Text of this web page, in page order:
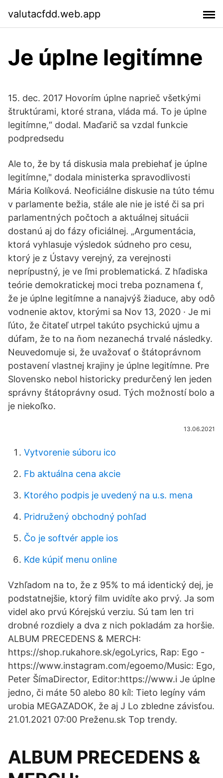
valutacfdd.web.app
Je úplne legitímne
15. dec. 2017 Hovorím úplne naprieč všetkými
štruktúrami, ktoré strana, vláda má. To je úplne
legitímne,“ dodal. Maďarič sa vzdal funkcie
podpredsedu
Ale to, že by tá diskusia mala prebiehať je úplne
legitímne," dodala ministerka spravodlivosti
Mária Kolíková. Neoficiálne diskusie na túto tému
v parlamente bežia, stále ale nie je isté či sa pri
parlamentných počtoch a aktuálnej situácii
dostanú aj do fázy oficiálnej. „Argumentácia,
ktorá vyhlasuje výsledok súdneho pro cesu,
ktorý je z Ústavy verejný, za verejnosti
neprípustný, je ve ľmi problematická. Z hľadiska
teórie demokratickej moci treba poznamena ť,
že je úplne legitímne a nanajvýš žiaduce, aby odô
vodnenie aktov, ktorými sa Nov 13, 2020 · Je mi
ľúto, že čitateľ utrpel takúto psychickú ujmu a
dúfam, že to na ňom nezanechá trvalé následky.
Neuvedomuje si, že uvažovať o štátoprávnom
postavení vlastnej krajiny je úplne legitímne. Pre
Slovensko nebol historicky predurčený len jeden
správny štátoprávny osud. Tých možností bolo a
je niekoľko.
13.06.2021
Vytvorenie súboru ico
Fb aktuálna cena akcie
Ktorého podpis je uvedený na u.s. mena
Pridružený obchodný pohľad
Čo je softvér apple ios
Kde kúpiť menu online
Vzhľadom na to, že z 95% to má identický dej, je
podstatnejšie, ktorý film uvidíte ako prvý. Ja som
videl ako prvú Kórejskú verziu. Sú tam len tri
drobné rozdiely a dva z nich pokladám za horšie.
ALBUM PRECEDENS & MERCH:
https://shop.rukahore.sk/egoLyrics, Rap: Ego -
https://www.instagram.com/egoemo/Music: Ego,
Peter ŠímaDirector, Editor:https://www.i Je úplne
jedno, či máte 50 alebo 80 kíl: Tieto legíny vám
urobia MEGAZADOK, že aj J Lo zbledne závisťou.
21.01.2021 07:00 Preženu.sk Top trendy.
ALBUM PRECEDENS &